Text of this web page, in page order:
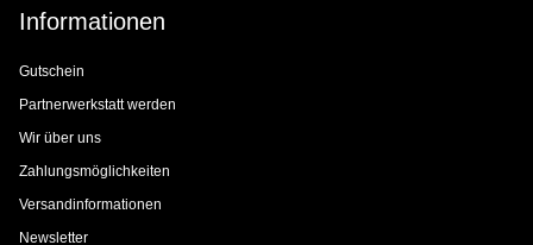
Informationen
Gutschein
Partnerwerkstatt werden
Wir über uns
Zahlungsmöglichkeiten
Versandinformationen
Newsletter